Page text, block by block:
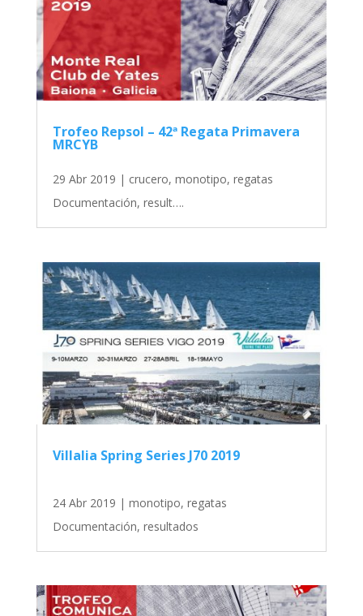
Trofeo Repsol – 42ª Regata Primavera
MRCYB
29 Abr 2019 | crucero, monotipo, regatas
Documentación, result….
Villalia Spring Series J70 2019
24 Abr 2019 | monotipo, regatas
Documentación, resultados